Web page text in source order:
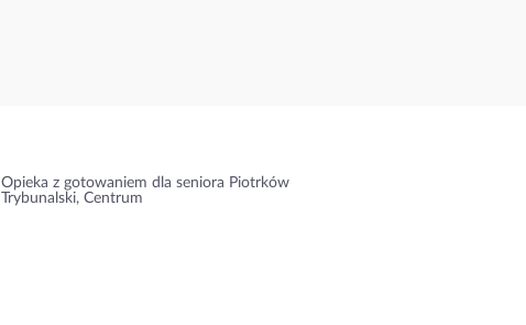
Opieka z gotowaniem dla seniora Piotrków
Trybunalski, Centrum